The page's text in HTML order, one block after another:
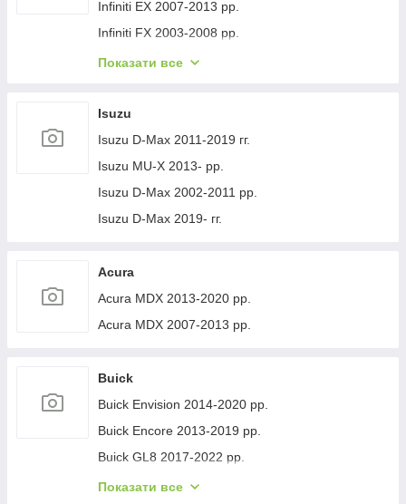
Jeep Cherokee XJ 1984-2001 гг.
Infiniti EX 2007-2013 рр.
Infiniti FX 2003-2008 рр.
Infiniti FX 2008-2012 рр.
Infiniti Q30 2015-2024 гг.
Infiniti Q50/Q60 2013-2024 рр.
Infiniti QX50 2013-2017 рр.
Infiniti QX56 2010-2013 рр.
Infiniti QX70 2013-2019 рр.
Infiniti G25/G35/37 (V36/CV36) 2006-2015 гг.
Infinity Q70/M-series 2010-2019 рр.
Infiniti QX80 2013-2024 рр.
Показати все
Isuzu
Isuzu D-Max 2011-2019 гг.
Isuzu MU-X 2013- рр.
Isuzu D-Max 2002-2011 рр.
Isuzu D-Max 2019- гг.
Acura
Acura MDX 2013-2020 рр.
Acura MDX 2007-2013 рр.
Buick
Buick Envision 2014-2020 рр.
Buick Encore 2013-2019 рр.
Buick GL8 2017-2022 рр.
Buick Lacrosse 2017-2023 рр.
Показати все